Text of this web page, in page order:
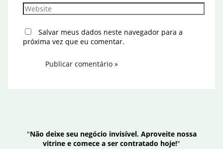
Website
Salvar meus dados neste navegador para a
próxima vez que eu comentar.
"Não deixe seu negócio invisível. Aproveite nossa
vitrine e comece a ser contratado hoje!"